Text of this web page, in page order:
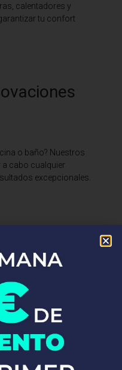
calentadores y
tu confort
o baño? Nuestros
a cabo cualquier
excepcionales.
una completa gama
satisfacer todas tus
las 24 horas del día,
te mostramos algunos
populares: